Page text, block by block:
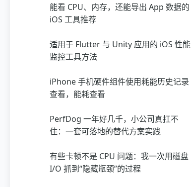
能看 CPU、内存，还能导出 App 数据的
iOS 工具推荐
适用于 Flutter 与 Unity 应用的 iOS 性能
监控工具方法
iPhone 手机硬件组件使用耗能历史记录
查看，能耗查看
PerfDog 一年好几千，小公司真扛不
住：一套可落地的替代方案实践
有些卡顿不是 CPU 问题：我一次用磁盘
I/O 抓到“隐藏瓶颈”的过程